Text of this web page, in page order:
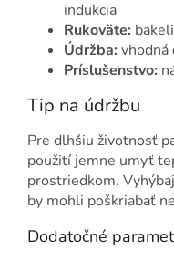
indukcia
Rukoväte:
Údržba: vhodná
Príslušenstvo:
Tip na údržbu
Pre dlhšiu životnosť
použití jemne umyť
prostriedkom.
by mohli poškriabať
Dodatočné